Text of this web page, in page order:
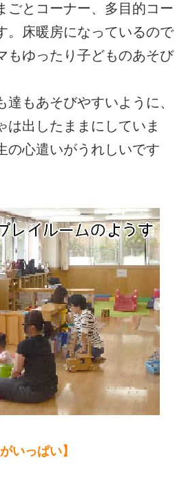
ごとコーナー、多目的コー
。床暖房になっているので
もゆったり子どものあそび
達もあそびやすいように、
は出したままにしていま
の心遣いがうれしいです
いっぱい】